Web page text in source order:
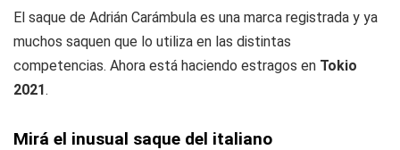
El saque de Adrián Carámbula es una marca registrada y ya
muchos saquen que lo utiliza en las distintas
competencias. Ahora está haciendo estragos en Tokio
2021.
Mirá el inusual saque del italiano